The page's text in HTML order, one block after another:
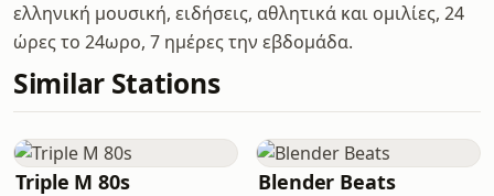
ελληνική μουσική, ειδήσεις, αθλητικά και ομιλίες, 24
ώρες το 24ωρο, 7 ημέρες την εβδομάδα.
Similar Stations
Triple M 80s Blender Beats